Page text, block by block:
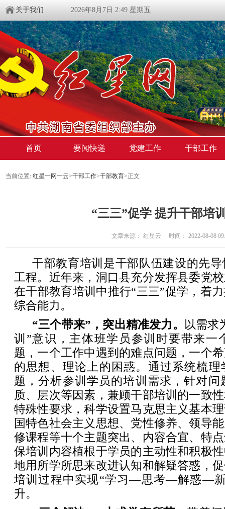
关于我们 2026年8月7日 2:49 星期五
首页 要闻快递 党建工作 干部工作
当前位置: 红星一网一云>干部工作>干部教育>正文
“三三”促学 提升干部培
文章来源： 红星云 时间： 2022-08-08
干部教育培训是干部队伍建设的先
工程。近年来，洞口县充分发挥县委党
在干部教育培训中推行“三三”促学，着
综合能力。
“三个带来”，突出精准发力。
以需求
训”意识，主体班学员参训时要带来一
题，一个工作中遇到的难点问题，一个
的思想、理论上的困惑。通过系统梳理
题，分析参训学员的培训需求，针对问
质、层次等因素，兼顾干部培训的一致
特殊性要求，科学设置马克思主义基本
国特色社会主义思想、党性修养、领导
修课程等十个主题突出、内容合宜、特
保培训内容植根于学员的主动性和积极
地用所学所思来改进认知和解疑答惑，
培训过程中实现“学习—思考—解惑—
升。